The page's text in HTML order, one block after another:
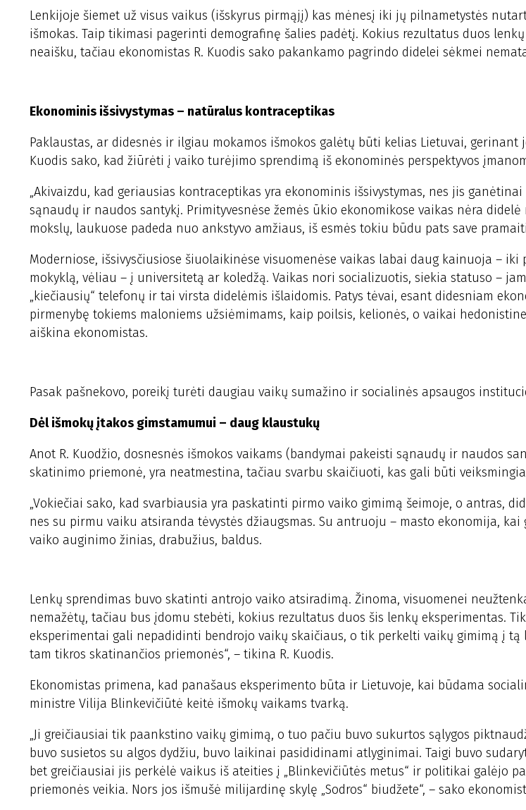
Lenkijoje šiemet už visus vaikus (išskyrus pirmąjį) kas mėnesį iki jų pilnametystės
išmokas. Taip tikimasi pagerinti demografinę šalies padėtį. Kokius rezultatus duos
neaišku, tačiau ekonomistas R. Kuodis sako pakankamo pagrindo didelei sėkmei
Ekonominis išsivystymas – natūralus kontraceptikas
Paklaustas, ar didesnės ir ilgiau mokamos išmokos galėtų būti kelias Lietuvai, gerinant
Kuodis sako, kad žiūrėti į vaiko turėjimo sprendimą iš ekonominės perspektyvos
„Akivaizdu, kad geriausias kontraceptikas yra ekonominis išsivystymas, nes jis
sąnaudų ir naudos santykį. Primityvesnėse žemės ūkio ekonomikose vaikas nėra
mokslų, laukuose padeda nuo ankstyvo amžiaus, iš esmės tokiu būdu pats save
Moderniose, išsivysčiusiose šiuolaikinėse visuomenėse vaikas labai daug kainuoja –
mokyklą, vėliau – į universitetą ar koledžą. Vaikas nori socializuotis, siekia statuso –
„kiečiausių“ telefonų ir tai virsta didelėmis išlaidomis. Patys tėvai, esant didesniam
pirmenybę tokiems maloniems užsiėmimams, kaip poilsis, kelionės, o vaikai
aiškina ekonomistas.
Pasak pašnekovo, poreikį turėti daugiau vaikų sumažino ir socialinės apsaugos
Dėl išmokų įtakos gimstamumui – daug klaustukų
Anot R. Kuodžio, dosnesnės išmokos vaikams (bandymai pakeisti sąnaudų ir naudos
skatinimo priemonė, yra neatmestina, tačiau svarbu skaičiuoti, kas gali būti
„Vokiečiai sako, kad svarbiausia yra paskatinti pirmo vaiko gimimą šeimoje, o antras,
nes su pirmu vaiku atsiranda tėvystės džiaugsmas. Su antruoju – masto ekonomija,
vaiko auginimo žinias, drabužius, baldus.
Lenkų sprendimas buvo skatinti antrojo vaiko atsiradimą. Žinoma, visuomenei
nemažėtų, tačiau bus įdomu stebėti, kokius rezultatus duos šis lenkų eksperimentas.
eksperimentai gali nepadidinti bendrojo vaikų skaičiaus, o tik perkelti vaikų gimimą į
tam tikros skatinančios priemonės“, – tikina R. Kuodis.
Ekonomistas primena, kad panašaus eksperimento būta ir Lietuvoje, kai būdama
ministre Vilija Blinkevičiūtė keitė išmokų vaikams tvarką.
„Ji greičiausiai tik paankstino vaikų gimimą, o tuo pačiu buvo sukurtos sąlygos
buvo susietos su algos dydžiu, buvo laikinai pasididinami atlyginimai. Taigi buvo
bet greičiausiai jis perkėlė vaikus iš ateities į „Blinkevičiūtės metus“ ir politikai galėjo
priemonės veikia. Nors jos išmušė milijardinę skylę „Sodros“ biudžete“, – sako